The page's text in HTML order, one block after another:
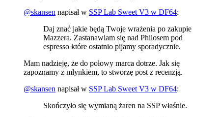
@skansen napisał w SSP Lab Sweet V3 w DF64:
Daj znać jakie będą Twoje wrażenia po zakupie
Mazzera. Zastanawiam się nad Philosem pod
espresso które ostatnio pijamy sporadycznie.
Mam nadzieję, że do połowy marca dotrze. Jak się
zapoznamy z młynkiem, to stworzę post z recenzją.
@skansen napisał w SSP Lab Sweet V3 w DF64:
Skończyło się wymianą żaren na SSP właśnie.